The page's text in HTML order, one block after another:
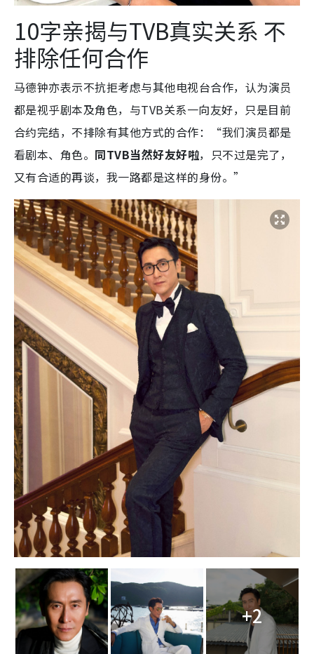
10字亲揭与TVB真实关系 不
排除任何合作
马德钟亦表示不抗拒考虑与其他电视台合作，认为演员
都是视乎剧本及角色，与TVB关系一向友好，只是目前
合约完结，不排除有其他方式的合作：“我们演员都是
看剧本、角色。 同TVB当然好友好啦，只不过是完了，
又有合适的再谈，我一路都是这样的身份。”
+2